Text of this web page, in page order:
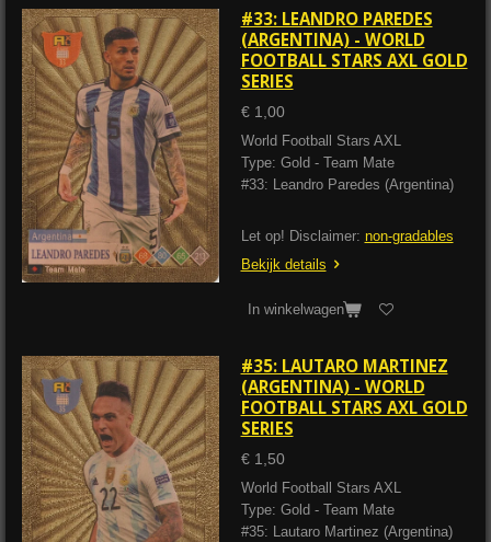
#33: LEANDRO PAREDES
(ARGENTINA) - WORLD
FOOTBALL STARS AXL GOLD
SERIES
€ 1,00
World Football Stars AXL
Type: Gold - Team Mate
#33: Leandro Paredes (Argentina)
Let op! Disclaimer: non-gradables
Bekijk details
In winkelwagen
#35: LAUTARO MARTINEZ
(ARGENTINA) - WORLD
FOOTBALL STARS AXL GOLD
SERIES
€ 1,50
World Football Stars AXL
Type: Gold - Team Mate
#35: Lautaro Martinez (Argentina)